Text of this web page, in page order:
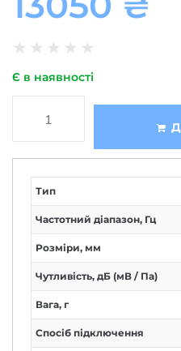
★ ★ ★ ★ ★
Є в наявності
Тип
Частотний діапазон, Гц
Розміри, мм
Чутливість, дБ (мВ / Па)
Вага, г
Спосіб підключення